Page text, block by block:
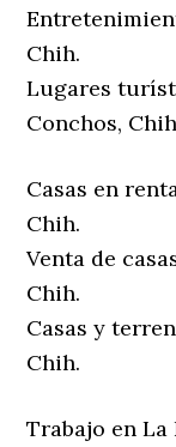
Chih.
Lugares
Conchos,
Casas en
Chih.
Venta de
Chih.
Casas y
Chih.
Trabajo en